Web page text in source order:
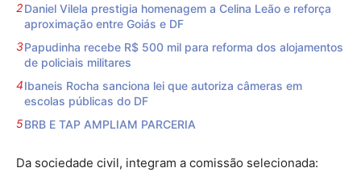
Daniel Vilela prestigia homenagem a Celina Leão e reforça
aproximação entre Goiás e DF
Papudinha recebe R$ 500 mil para reforma dos alojamentos
de policiais militares
Ibaneis Rocha sanciona lei que autoriza câmeras em
escolas públicas do DF
BRB E TAP AMPLIAM PARCERIA
Da sociedade civil, integram a comissão selecionada: